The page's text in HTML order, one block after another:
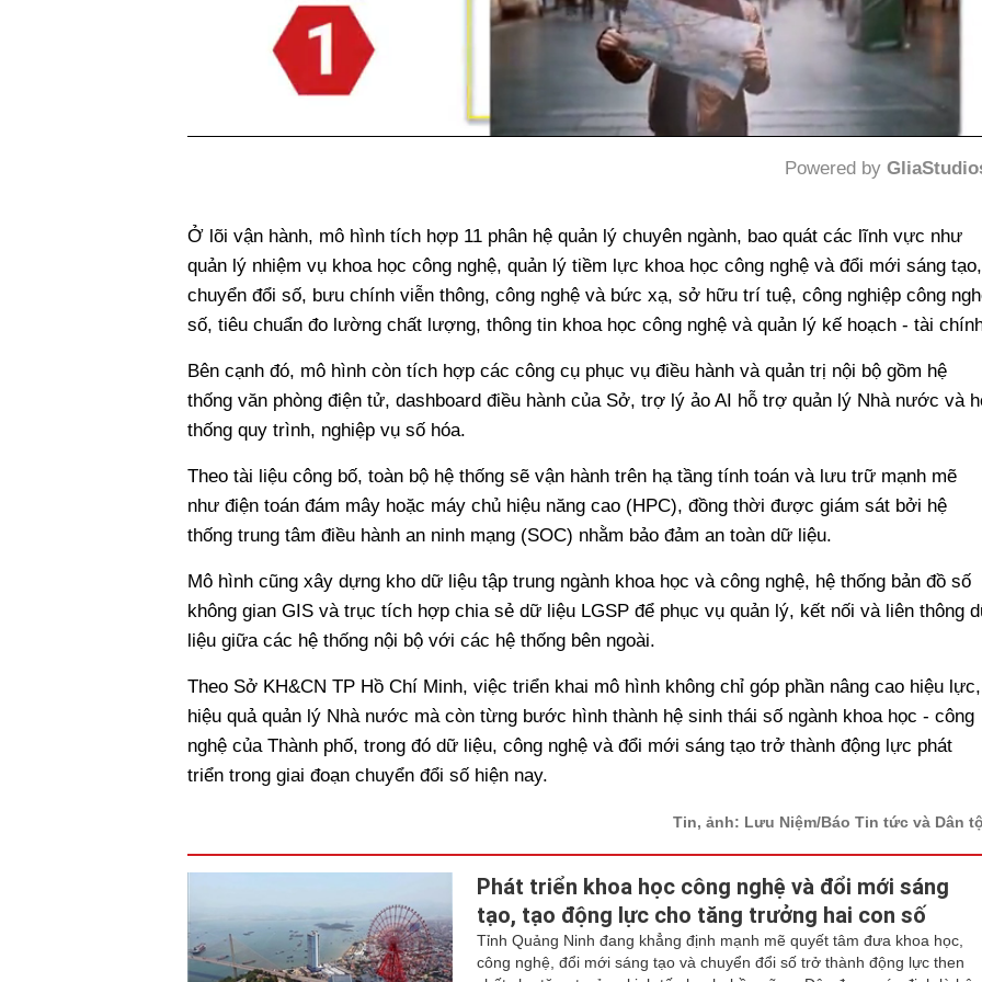
Powered by
Ở lõi vận hành, mô hình tích hợp 11 phân hệ quản lý chuyên ngành, bao quát các lĩnh vực như
quản lý nhiệm vụ khoa học công nghệ, quản lý tiềm lực khoa học công nghệ và đổi mới sáng tạo,
chuyển đổi số, bưu chính viễn thông, công nghệ và bức xạ, sở hữu trí tuệ, công nghiệp công
số, tiêu chuẩn đo lường chất lượng, thông tin khoa học công nghệ và quản lý kế hoạch - tài
Bên cạnh đó, mô hình còn tích hợp các công cụ phục vụ điều hành và quản trị nội bộ gồm hệ
thống văn phòng điện tử, dashboard điều hành của Sở, trợ lý ảo AI hỗ trợ quản lý Nhà nước và
thống quy trình, nghiệp vụ số hóa.
Theo tài liệu công bố, toàn bộ hệ thống sẽ vận hành trên hạ tầng tính toán và lưu trữ mạnh mẽ
như điện toán đám mây hoặc máy chủ hiệu năng cao (HPC), đồng thời được giám sát bởi hệ
thống trung tâm điều hành an ninh mạng (SOC) nhằm bảo đảm an toàn dữ liệu.
Mô hình cũng xây dựng kho dữ liệu tập trung ngành khoa học và công nghệ, hệ thống bản đồ số
không gian GIS và trục tích hợp chia sẻ dữ liệu LGSP để phục vụ quản lý, kết nối và liên thông
liệu giữa các hệ thống nội bộ với các hệ thống bên ngoài.
Theo Sở KH&CN TP Hồ Chí Minh, việc triển khai mô hình không chỉ góp phần nâng cao hiệu lực,
hiệu quả quản lý Nhà nước mà còn từng bước hình thành hệ sinh thái số ngành khoa học - công
nghệ của Thành phố, trong đó dữ liệu, công nghệ và đổi mới sáng tạo trở thành động lực phát
triển trong giai đoạn chuyển đổi số hiện nay.
Tin, ảnh: Lưu Niệm/Báo Tin tức và Dân
Phát triển khoa học công nghệ và đổi mới sáng
tạo, tạo động lực cho tăng trưởng hai con số
Tỉnh Quảng Ninh đang khẳng định mạnh mẽ quyết tâm đưa khoa học,
công nghệ, đổi mới sáng tạo và chuyển đổi số trở thành động lực then